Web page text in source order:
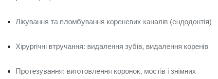
Лікування та пломбування кореневих каналів (ендодонтія)
Хірургічні втручання: видалення зубів, видалення коренів
Протезування: виготовлення коронок, мостів і знімних